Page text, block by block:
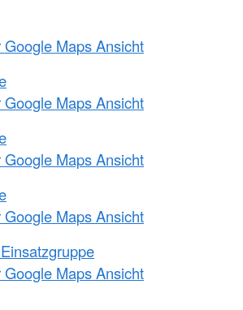
Google Maps Ansicht
Google Maps Ansicht
Google Maps Ansicht
Google Maps Ansicht
Google Maps Ansicht